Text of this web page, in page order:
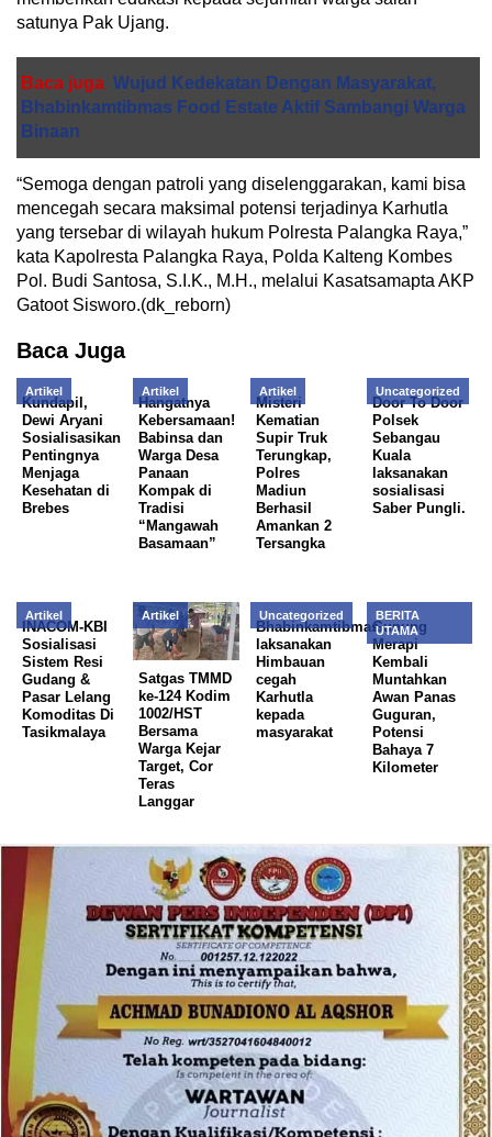
satunya Pak Ujang.
Baca juga Wujud Kedekatan Dengan Masyarakat,
Bhabinkamtibmas Food Estate Aktif Sambangi Warga
Binaan
“Semoga dengan patroli yang diselenggarakan, kami bisa
mencegah secara maksimal potensi terjadinya Karhutla
yang tersebar di wilayah hukum Polresta Palangka Raya,”
kata Kapolresta Palangka Raya, Polda Kalteng Kombes
Pol. Budi Santosa, S.I.K., M.H., melalui Kasatsamapta AKP
Gatoot Sisworo.(dk_reborn)
Baca Juga
Artikel
Kundapil,
Dewi Aryani
Sosialisasikan
Pentingnya
Menjaga
Kesehatan di
Brebes
Artikel
Hangatnya
Kebersamaan!
Babinsa dan
Warga Desa
Panaan
Kompak di
Tradisi
“Mangawah
Basamaan”
Artikel
Misteri
Kematian
Supir Truk
Terungkap,
Polres
Madiun
Berhasil
Amankan 2
Tersangka
Uncategorized
Door To Door
Polsek
Sebangau
Kuala
laksanakan
sosialisasi
Saber Pungli.
Artikel
INACOM-KBI
Sosialisasi
Sistem Resi
Gudang &
Pasar Lelang
Komoditas Di
Tasikmalaya
Artikel
Satgas TMMD
ke-124 Kodim
1002/HST
Bersama
Warga Kejar
Target, Cor
Teras
Langgar
Uncategorized
Bhabinkamtibmas
laksanakan
Himbauan
cegah
Karhutla
kepada
masyarakat
BERITA
UTAMA
Gunung
Merapi
Kembali
Muntahkan
Awan Panas
Guguran,
Potensi
Bahaya 7
Kilometer